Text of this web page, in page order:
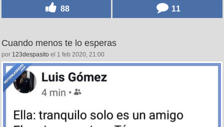
88 11
Cuando menos te lo esperas
por 123despasito el 1 feb 2020, 21:00